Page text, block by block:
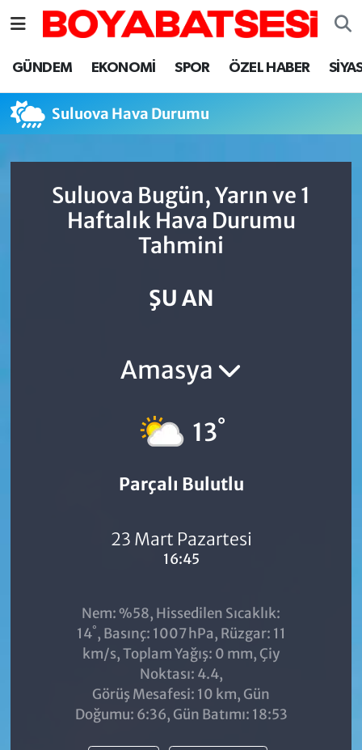
GÜNDEM EKONOMİ SPOR ÖZEL HABER
Suluova Hava Durumu
Suluova Bugün, Yarın ve 1
Haftalık Hava Durumu
Tahmini
ŞU AN
Amasya
13°
Parçalı Bulutlu
23 Mart Pazartesi
16:45
Nem: %58, Hissedilen Sıcaklık:
14°, Basınç: 1007 hPa, Rüzgar: 11
km/s, Toplam Yağış: 0 mm, Çiy
Noktası: 4.4,
Görüş Mesafesi: 10 km, Gün
Doğumu: 6:36, Gün Batımı: 18:53
Sinop Nöbetçi Eczaneler
Sinop Hava Durumu
Sinop Trafik Yoğunluk Haritası
Süper Lig Puan Durumu ve Fikstür
Son Dakika Haberleri